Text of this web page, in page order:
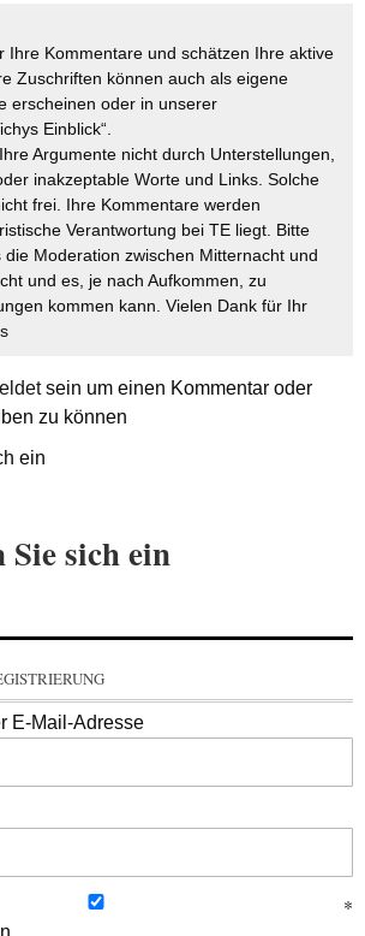
Ihre Kommentare und schätzen Ihre aktive
Zuschriften können auch als eigene
erscheinen oder in unserer
Einblick“.
Argumente nicht durch Unterstellungen,
inakzeptable Worte und Links. Solche
frei. Ihre Kommentare werden
Verantwortung bei TE liegt. Bitte
Moderation zwischen Mitternacht und
und es, je nach Aufkommen, zu
kommen kann. Vielen Dank für Ihr
sein um einen Kommentar oder
zu können
ein
sich ein
E-Mail-Adresse